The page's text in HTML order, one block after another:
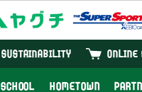
ONLINE
SUSTAINABILITY
SCHOOL HOMETOWN